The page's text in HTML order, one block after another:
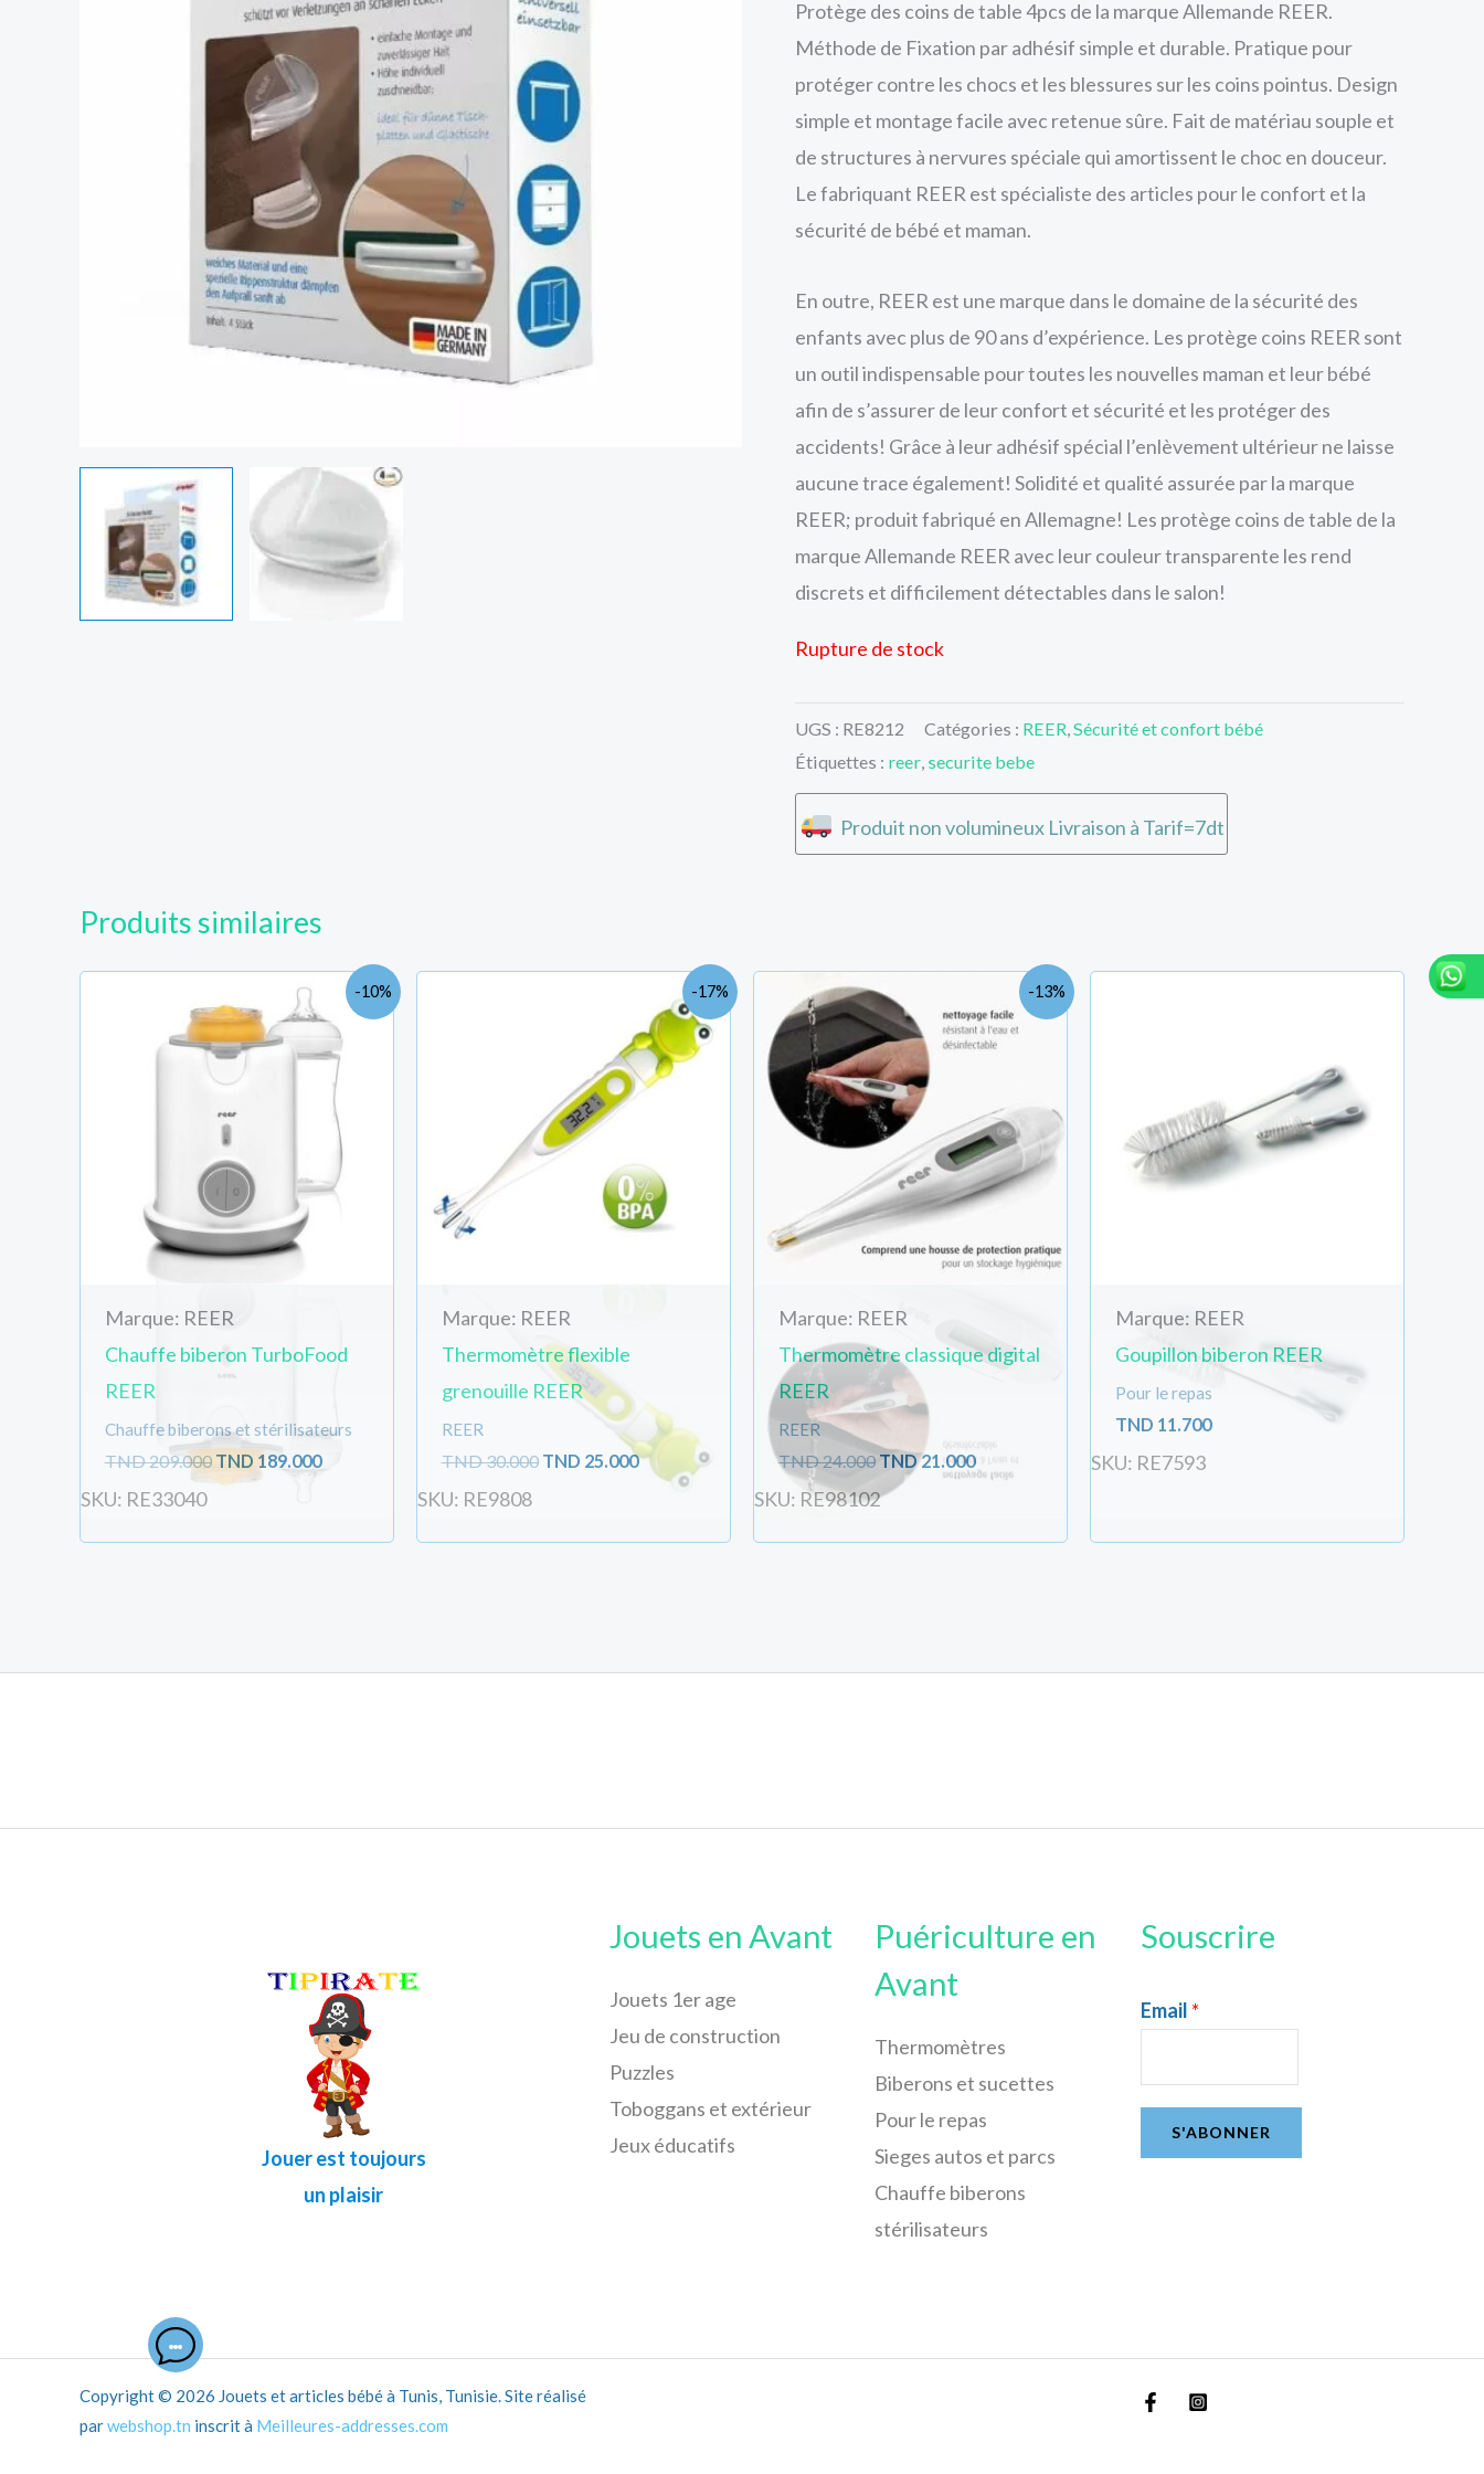
Commande rapide de 1 pièce de Protège coins table REER
Votre nom
Région
Total:
Protège des coins de table 4pcs de la marque Allemande REER.
Méthode de Fixation par adhésif simple et durable. Pratique pour
protéger contre les chocs et les blessures sur les coins pointus. Design
simple et montage facile avec retenue sûre. Fait de matériau souple et
de structures à nervures spéciale qui amortissent le choc en douceur.
Le fabriquant REER est spécialiste des articles pour le confort et la
sécurité de bébé et maman.
En outre, REER est une marque dans le domaine de la sécurité des
enfants avec plus de 90 ans d’expérience. Les protège coins REER sont
un outil indispensable pour toutes les nouvelles maman et leur bébé
afin de s’assurer de leur confort et sécurité et les protéger des
accidents! Grâce à leur adhésif spécial l’enlèvement ultérieur ne laisse
aucune trace également! Solidité et qualité assurée par la marque
REER; produit fabriqué en Allemagne! Les protège coins de table de la
marque Allemande REER avec leur couleur transparente les rend
discrets et difficilement détectables dans le salon!
Rupture de stock
UGS : RE8212 Catégories : REER,Sécurité et confort bébé
Étiquettes : reer, securite bebe
Produit non volumineux Livraison à Tarif=7dt
Produits similaires
-10%
Marque: REER
Chauffe biberon TurboFood
REER
Chauffe biberons et stérilisateurs
TND209.000
prix
initial
était :
TND
TND 189.000
prix
actuel
est :
TND
189.000.
SKU: RE33040
-17%
Marque: REER
Thermomètre flexible
grenouille REER
REER
TND30.000
30.000.
TND 25.000
prix
actuel
est :
TND
SKU: RE9808
-13%
Marque: REER
Thermomètre classique digital
REER
REER
TND24.000
prix
initial
était :
TND
24.000.
TND21.000
prix
actuel
est :
SKU: RE98102
Marque: REER
Goupillon biberon REER
Pour le repas
TND 11.700
SKU: RE7593
Jouer est toujours
un plaisir
Jouets en Avant
Jouets 1er age
Jeu de construction
Puzzles
Toboggans et extérieur
Jeux éducatifs
Puériculture en
Avant
Thermomètres
Biberons et sucettes
Pour le repas
Sieges autos et parcs
Chauffe biberons
stérilisateurs
Souscrire
Email *
S'ABONNER
Copyright © 2026 Jouets et articles bébé à Tunis, Tunisie. Site réalisé
parwebshop.tn inscrit à Meilleures-addresses.com